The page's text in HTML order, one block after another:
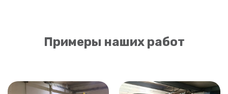
Примеры наших работ